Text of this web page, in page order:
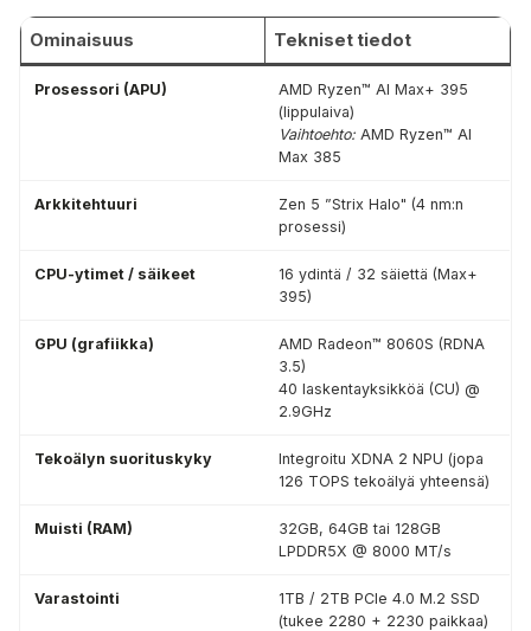
Ominaisuus Tekniset tiedot
Prosessori (APU)
AMD Ryzen™ AI Max+ 395
(lippulaiva)
Vaihtoehto: AMD Ryzen™ AI
Max 385
Arkkitehtuuri
Zen 5 ”Strix Halo" (4 nm:n
prosessi)
CPU-ytimet / säikeet
16 ydintä / 32 säiettä (Max+
395)
GPU (grafiikka)
AMD Radeon™ 8060S (RDNA
3.5)
40 laskentayksikköä (CU) @
2.9GHz
Tekoälyn suorituskyky
Integroitu XDNA 2 NPU (jopa
126 TOPS tekoälyä yhteensä)
Muisti (RAM)
32GB, 64GB tai 128GB
LPDDR5X @ 8000 MT/s
Varastointi
1TB / 2TB PCIe 4.0 M.2 SSD
(tukee 2280 + 2230 paikkaa)